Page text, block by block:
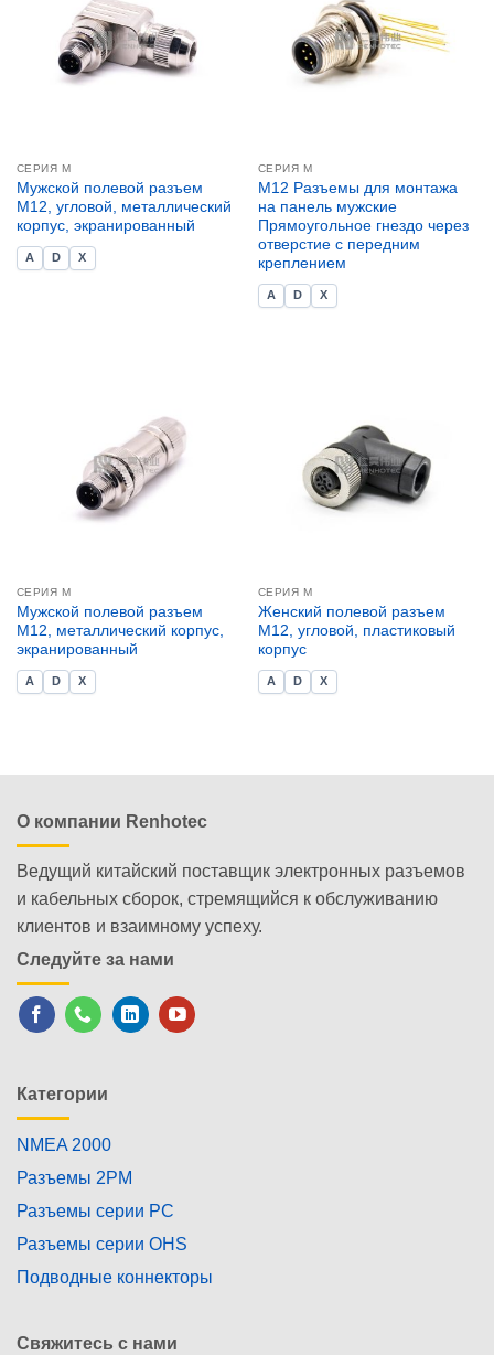
СЕРИЯ М
Мужской полевой разъем
M12, угловой, металлический
корпус, экранированный
A D X
СЕРИЯ М
M12 Разъемы для монтажа
на панель мужские
Прямоугольное гнездо через
отверстие с передним
креплением
A D X
СЕРИЯ М
Мужской полевой разъем
M12, металлический корпус,
экранированный
A D X
СЕРИЯ М
Женский полевой разъем
M12, угловой, пластиковый
корпус
A D X
О компании Renhotec
Ведущий китайский поставщик электронных разъемов
и кабельных сборок, стремящийся к обслуживанию
клиентов и взаимному успеху.
Следуйте за нами
Категории
NMEA 2000
Разъемы 2PM
Разъемы серии PC
Разъемы серии OHS
Подводные коннекторы
Свяжитесь с нами